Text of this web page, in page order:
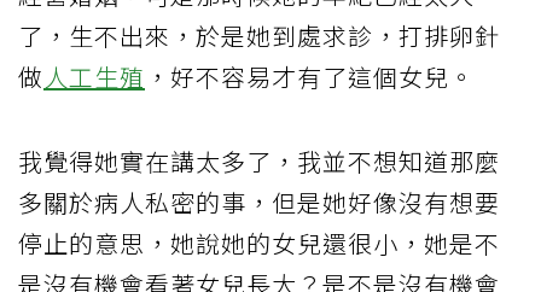
了，生不出來，於是她到處求診，打排卵針
做 人工生殖 ，好不容易才有了這個女兒。
我覺得她實在講太多了，我並不想知道那麼
多關於病人私密的事，但是她好像沒有想要
停止的意思，她說她的女兒還很小，她是不
是沒有機會看著女兒長大？是不是沒有機會